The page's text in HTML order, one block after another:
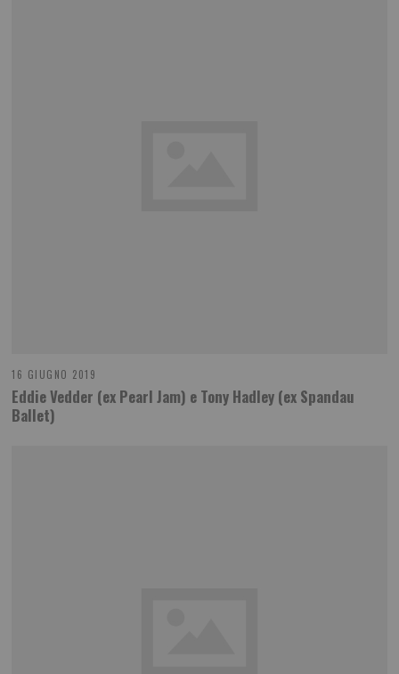
16 GIUGNO 2019
Eddie Vedder (ex Pearl Jam) e Tony Hadley (ex Spandau
Ballet)